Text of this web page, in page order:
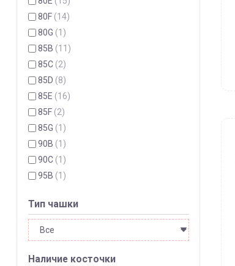
80F (14)
80G (1)
85B (11)
85C (2)
85D (8)
85E (16)
85F (2)
85G (1)
90B (1)
90C (1)
95B (1)
Тип чашки
Наличие косточки